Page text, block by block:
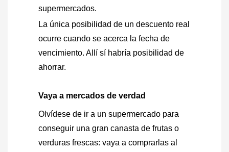
supermercados.
La única posibilidad de un descuento real
ocurre cuando se acerca la fecha de
vencimiento. Allí sí habría posibilidad de
ahorrar.
Vaya a mercados de verdad
Olvídese de ir a un supermercado para
conseguir una gran canasta de frutas o
verduras frescas: vaya a comprarlas al